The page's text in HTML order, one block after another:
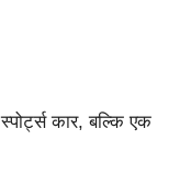
कार, बल्कि एक